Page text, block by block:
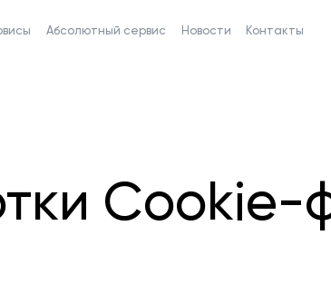
Абсолютный сервис Новости Контакты
Cookie-